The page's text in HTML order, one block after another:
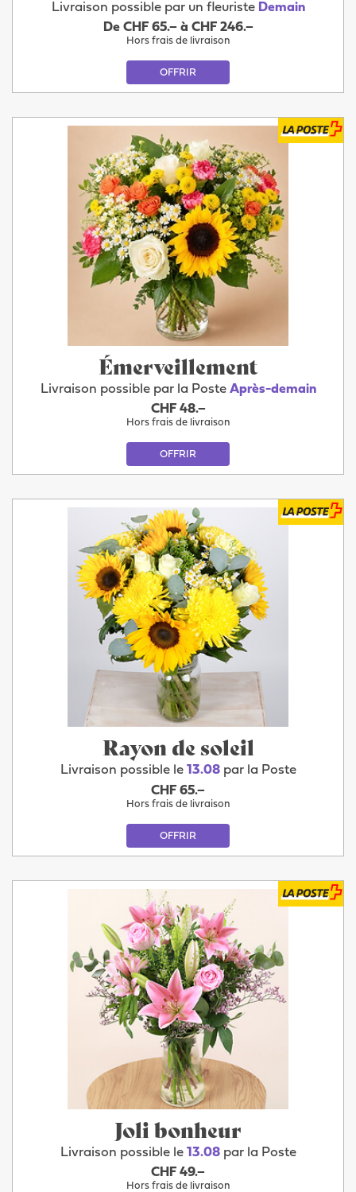
Livraison possible par un fleuriste Demain
De CHF 65.– à CHF 246.–
Hors frais de livraison
OFFRIR
Émerveillement
Livraison possible par la Poste Après-demain
CHF 48.–
Hors frais de livraison
OFFRIR
Rayon de soleil
Livraison possible le 13.08par la Poste
CHF 65.–
Hors frais de livraison
OFFRIR
Joli bonheur
Livraison possible le 13.08par la Poste
CHF 49.–
Hors frais de livraison